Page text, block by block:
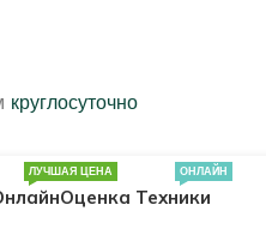
круглосуточно
ЛУЧШАЯ ЦЕНА
Оценка Техники
ОНЛАЙН